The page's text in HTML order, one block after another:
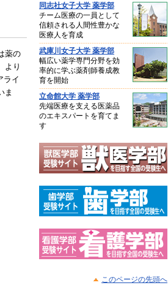
薬の
より
ライ
ま
同志社女子大学 薬学部
チーム医療の一員として
信頼される人間性豊かな
医療人を育成
武庫川女子大学 薬学部
幅広い薬学専門分野を効
率的に学ぶ薬剤師養成教
育を開始
立命館大学 薬学部
先端医療を支える医薬品
のエキスパートを育てま
す
このページの先頭へ